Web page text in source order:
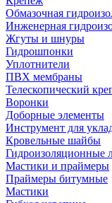
Обмазочная
Инженерная
Жгуты и шнуры
Гидрошпонки
Уплотнители
ПВХ мембраны
Телескопический
Воронки
Доборные элементы
Инструмент для
Кровельные шайбы
Гидроизоляционные
Мастики и праймеры
Праймеры битумные
Мастики